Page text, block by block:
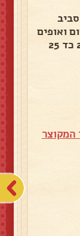
ואופים
בתנור שחומם מראש ל180 כ 20 כד 25
המקוצר